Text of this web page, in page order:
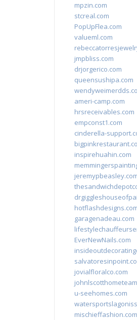
mpzin.com
stcreal.com
PopUpFlea.com
valueml.com
jmpbliss.com
drjorgerico.com
queensushipa.com
ameri-camp.com
hrsreceivables.com
empconst1.com
cinderella-
inspirehuahin.com
garagenadeau.com
EverNewNails.com
jovialfloralco.com
u-seehomes.com
mischieffashion.com